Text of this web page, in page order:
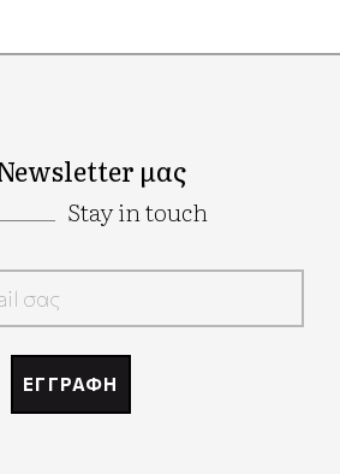
μας
Stay in touch
ΕΓΓΡΑΦΗ